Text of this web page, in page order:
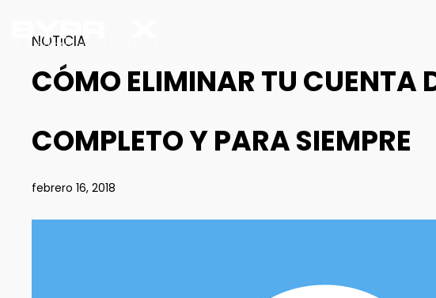
NOTICIA
CÓMO ELIMINAR TU CUENTA
COMPLETO Y PARA SIEMPRE
febrero 16, 2018